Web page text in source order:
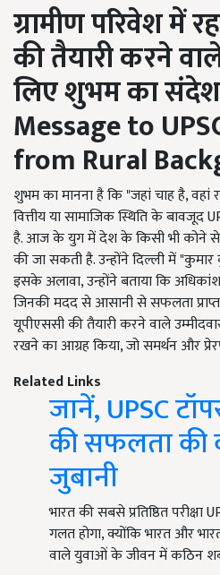
ग्रामीणपरिवेश में
की तैयारी करने
लिएशुभम का
Message to
from Rural
शुभम का मानना ​​​​है कि "जहां चाह है, वहां
वित्तीय या सामाजिक स्थिति के बावजूद
है. आज के युग में देश के किसी भी कोने से
की जा सकती है. उन्होंने दिल्ली में
इसके अलावा, उन्होंने बताया कि
जिनकी मदद से आसानी से सफलता
यूपीएससी की तैयारी करने वाले
रखने का आग्रह किया, जो समर्थन और
Related Links
जानें, UPSC
की सफलता की
जुबानी
भारत की सबसे प्रतिष्ठित
गलत होगा, क्योंकि भारत और
वाले युवाओं के जीवन में कठिन